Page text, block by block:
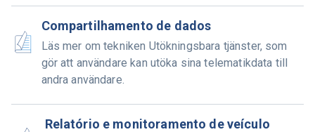
Compartilhamento de dados
Läs mer om tekniken Utökningsbara tjänster, som
gör att användare kan utöka sina telematikdata till
andra användare.
Relatório e monitoramento de veículo